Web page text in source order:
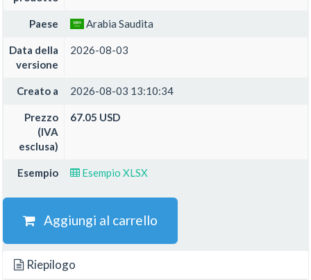
Paese Arabia Saudita
Data della
versione
2026-08-03
Creato a 2026-08-03 13:10:34
Prezzo
(IVA
esclusa)
67.05 USD
Esempio Esempio XLSX
Aggiungi al carrello
Riepilogo